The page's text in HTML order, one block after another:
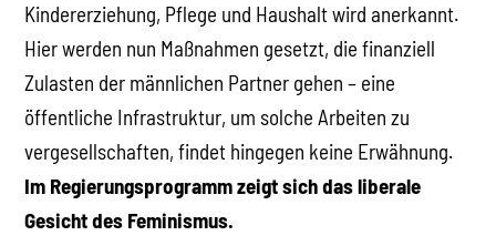
Kindererziehung, Pflege und Haushalt wird anerkannt.
Hier werden nun Maßnahmen gesetzt, die finanziell
Zulasten der männlichen Partner gehen – eine
öffentliche Infrastruktur, um solche Arbeiten zu
vergesellschaften, findet hingegen keine Erwähnung.
Im Regierungsprogramm zeigt sich das liberale
Gesicht des Feminismus.